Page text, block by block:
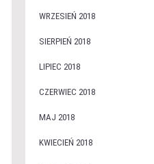
WRZESIEŃ 2018
SIERPIEŃ 2018
LIPIEC 2018
CZERWIEC 2018
MAJ 2018
KWIECIEŃ 2018